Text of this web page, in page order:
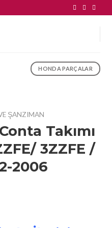
HONDA PARÇALAR
ŞANZIMAN
Takımı
3ZZFE /
2006